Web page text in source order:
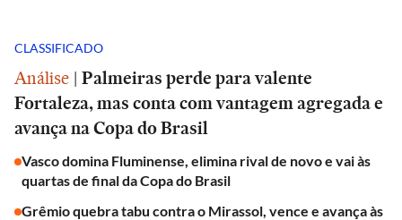
CLASSIFICADO
Análise | Palmeiras perde para valente
Fortaleza, mas conta com vantagem agregada e
avança na Copa do Brasil
Vasco domina Fluminense, elimina rival de novo e vai às
quartas de final da Copa do Brasil
Grêmio quebra tabu contra o Mirassol, vence e avança às